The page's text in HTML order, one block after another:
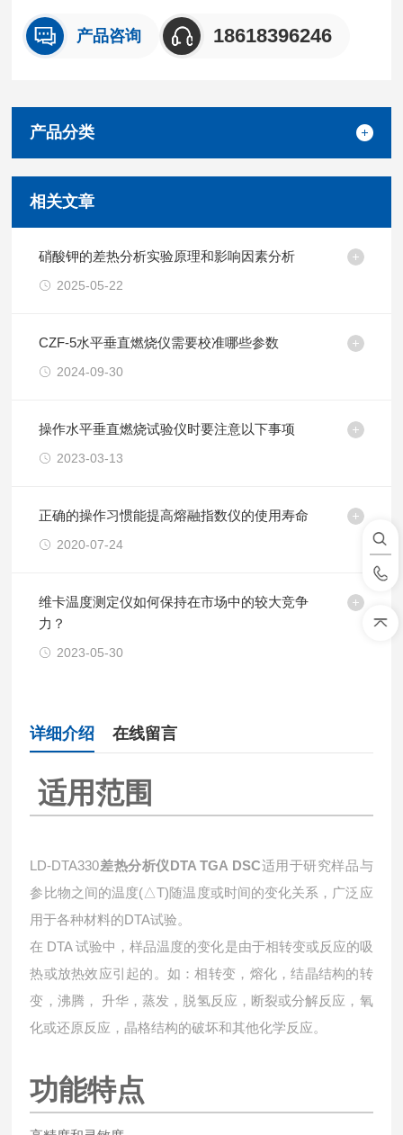
产品咨询 18618396246
产品分类
相关文章
硝酸钾的差热分析实验原理和影响因素分析
2025-05-22
CZF-5水平垂直燃烧仪需要校准哪些参数
2024-09-30
操作水平垂直燃烧试验仪时要注意以下事项
2023-03-13
正确的操作习惯能提高熔融指数仪的使用寿命
2020-07-24
维卡温度测定仪如何保持在市场中的较大竞争
力？
2023-05-30
详细介绍 在线留言
适用范围
LD-DTA330差热分析仪DTA TGA DSC适用于研究样品与
参比物之间的温度(△T)随温度或时间的变化关系，广泛应
用于各种材料的DTA试验。
在 DTA 试验中，样品温度的变化是由于相转变或反应的吸
热或放热效应引起的。如：相转变，熔化，结晶结构的转
变，沸腾， 升华，蒸发，脱氢反应，断裂或分解反应，氧
化或还原反应，晶格结构的破坏和其他化学反应。
功能特点